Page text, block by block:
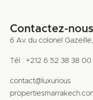
Contactez-nous
6 Av. du colonel
Tél : +212 6 52 38 38 00
contact@luxurious